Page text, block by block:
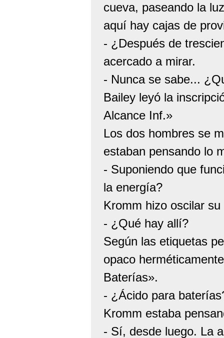
cueva, paseando la
aquí hay cajas de
- ¿Después de
acercado a mirar.
- Nunca se sabe...
Bailey leyó la
Alcance Inf.»
Los dos hombres se
estaban pensando lo
- Suponiendo que
la energía?
Kromm hizo oscilar
- ¿Qué hay allí?
Según las etiquetas
opaco
Baterías».
- ¿Ácido para
Kromm estaba
- Sí, desde luego. La